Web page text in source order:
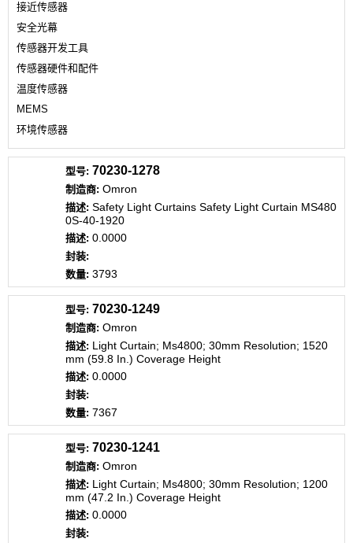
接近传感器
安全光幕
传感器开发工具
传感器硬件和配件
温度传感器
MEMS
环境传感器
70230-1278
Omron
Safety Light Curtains Safety Light Curtain MS480
0S-40-1920
0.0000
3793
70230-1249
Omron
Light Curtain; Ms4800; 30mm Resolution; 1520
mm (59.8 In.) Coverage Height
0.0000
7367
70230-1241
Omron
Light Curtain; Ms4800; 30mm Resolution; 1200
mm (47.2 In.) Coverage Height
0.0000